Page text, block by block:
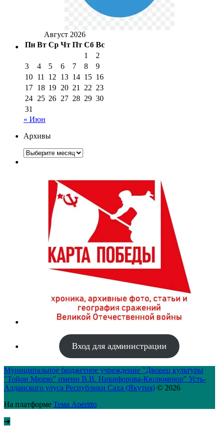
Август 2026
Пн Вт Ср Чт Пт Сб Вс
1
2
3
4 5 6 7 8
9
10 11 12 13 14 15 16
17 18 19 20 21 22 23
24 25 26 27 28 29 30
31
« Июн
Архивы
Архивы
Вход для администрации
Муниципальное бюджетное учреждение "Дворец культуры
"Тойон Мюрю" имени В.В. Никифорова-Кюлюмнюр" Усть-
Алданского улуса Республики Саха (Якутия) © 2026
На платформе Тема Aperitto
➜